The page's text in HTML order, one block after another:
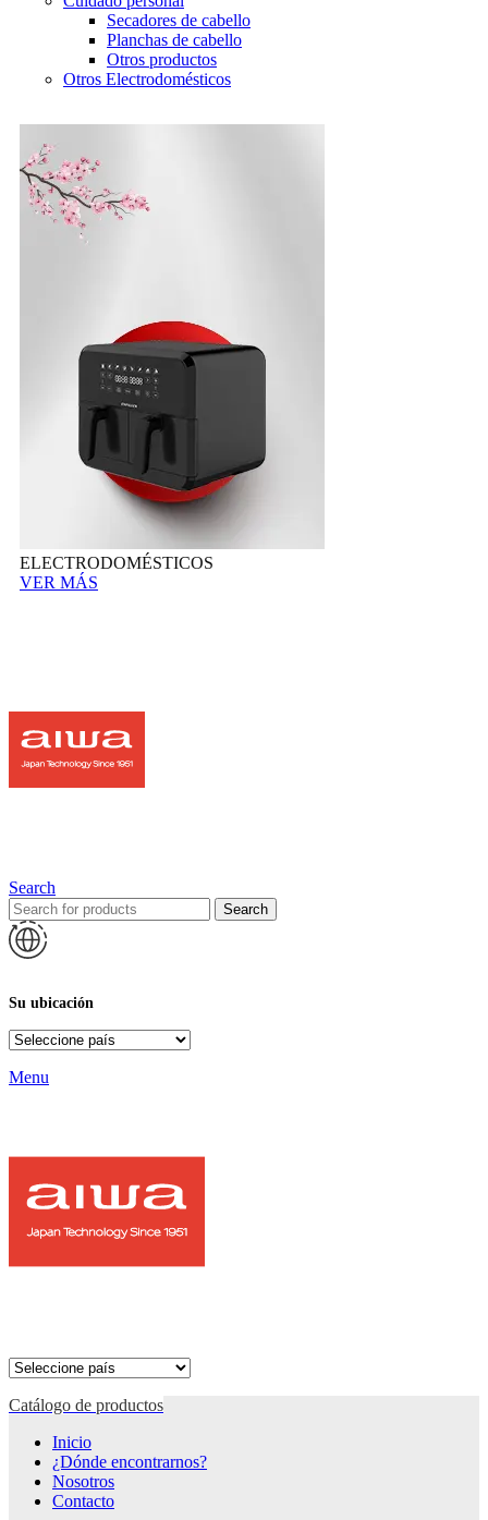
Secadores de cabello
Planchas de cabello
Otros productos
Otros Electrodomésticos
ELECTRODOMÉSTICOS
VER MÁS
Search
Search
Su ubicación
Menu
Catálogo de productos
Inicio
¿Dónde encontrarnos?
Nosotros
Contacto